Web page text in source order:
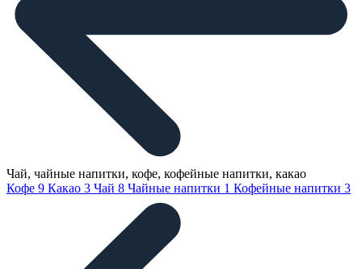
Чай, чайные напитки, кофе, кофейные напитки, какао
Кофе 9 Какао 3 Чай 8 Чайные напитки 1 Кофейные напитки 3